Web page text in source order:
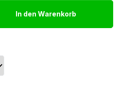
In den Warenkorb